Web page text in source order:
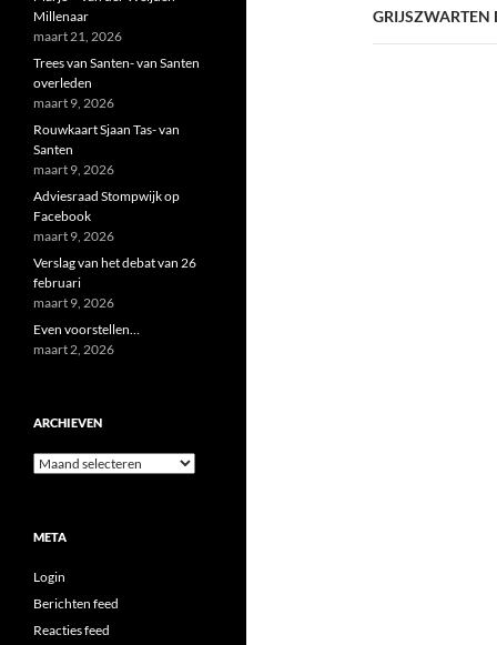
GRIJSZWARTEN
Millenaar
maart 21, 2026
Trees van Santen- van Santen
overleden
maart 9, 2026
Rouwkaart Sjaan Tas- van
Santen
maart 9, 2026
Adviesraad Stompwijk op
Facebook
maart 9, 2026
Verslag van het debat van 26
februari
maart 9, 2026
Even voorstellen…
maart 2, 2026
ARCHIEVEN
Archieven
META
Login
Berichten feed
Reacties feed